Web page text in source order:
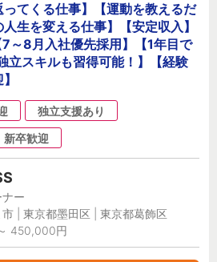
ってくる仕事】【運動を教えるだ
生を変える仕事】【安定収入】
7～8月入社優先採用】【1年目で
立スキルも習得可能！】【経験
独立支援あり
新卒歓迎
ー
| 東京都墨田区 | 東京都葛飾区
450,000円